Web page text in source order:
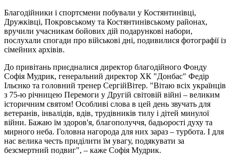
Благодійники і спортсмени побували у Костянтинівці,
Дружківці, Покровському та Костянтинівському районах,
вручили учасникам бойових дій подарункові набори,
послухали спогади про військові дні, подивилися фотографії із
сімейних архівів.
До привітань приєдналися директор благодійного Фонду
Софія Мудрик, генеральний директор ХК "Донбас" Федір
Ільєнко та головний тренер СергійВітер. "Вітаю всіх українців
з 75-ю річницею Перемоги у Другій світовій війні – великим
історичним святом! Особливі слова в цей день звучать для
ветеранів, інвалідів, вдів, трудівників тилу і дітей минулої
війни. Бажаю їм здоров'я, благополуччя, бадьорості духу та
мирного неба. Головна нагорода для них зараз – турбота. І для
нас велика честь приділити їм увагу, подякувати за
безсмертний подвиг", – каже Софія Мудрик.